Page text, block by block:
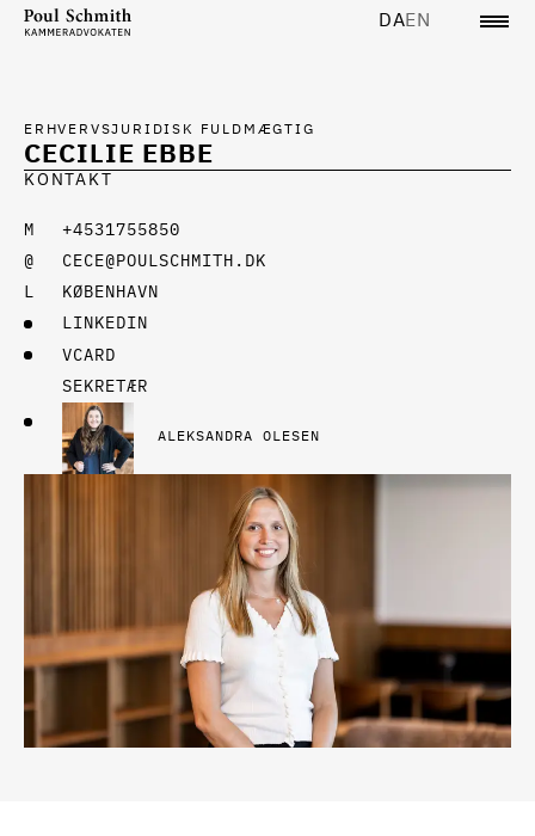
DAEN
CECILIE EBBE
ERHVERVSJURIDISK FULDMÆGTIG
KONTAKT
+4531755850
CECE@POULSCHMITH.DK
KØBENHAVN
LINKEDIN
VCARD
SEKRETÆR
ALEKSANDRA OLESEN